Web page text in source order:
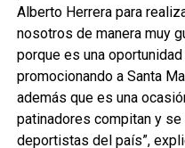
Alberto Herrera para
nosotros de manera muy
porque es una
promocionando a Santa
además que es una
patinadores compitan y
deportistas del país”,